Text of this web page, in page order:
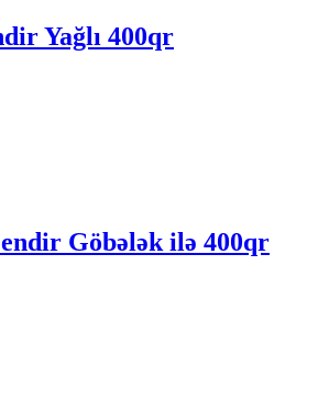
Yağlı 400qr
Göbələk ilə 400qr